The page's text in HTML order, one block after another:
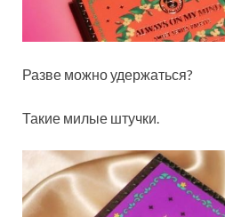
Разве можно удержаться?
Такие милые штучки.